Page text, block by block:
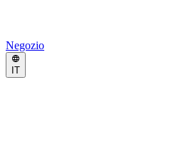
Negozio
IT